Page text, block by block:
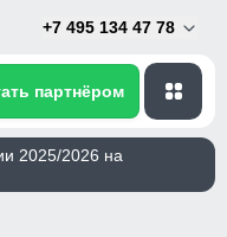
+7 495 134 47 78
партнёром
2025/2026 на